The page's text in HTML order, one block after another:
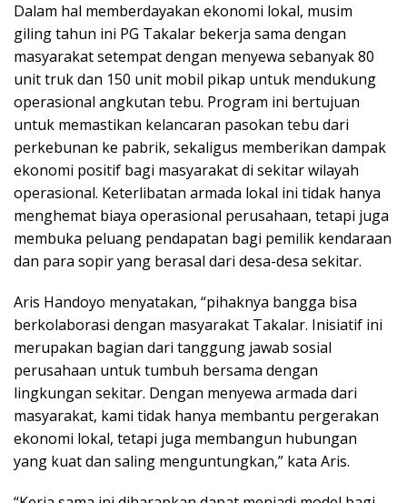
Dalam hal memberdayakan ekonomi lokal, musim
giling tahun ini PG Takalar bekerja sama dengan
masyarakat setempat dengan menyewa sebanyak 80
unit truk dan 150 unit mobil pikap untuk mendukung
operasional angkutan tebu. Program ini bertujuan
untuk memastikan kelancaran pasokan tebu dari
perkebunan ke pabrik, sekaligus memberikan dampak
ekonomi positif bagi masyarakat di sekitar wilayah
operasional. Keterlibatan armada lokal ini tidak hanya
menghemat biaya operasional perusahaan, tetapi juga
membuka peluang pendapatan bagi pemilik kendaraan
dan para sopir yang berasal dari desa-desa sekitar.
Aris Handoyo menyatakan, “pihaknya bangga bisa
berkolaborasi dengan masyarakat Takalar. Inisiatif ini
merupakan bagian dari tanggung jawab sosial
perusahaan untuk tumbuh bersama dengan
lingkungan sekitar. Dengan menyewa armada dari
masyarakat, kami tidak hanya membantu pergerakan
ekonomi lokal, tetapi juga membangun hubungan
yang kuat dan saling menguntungkan,” kata Aris.